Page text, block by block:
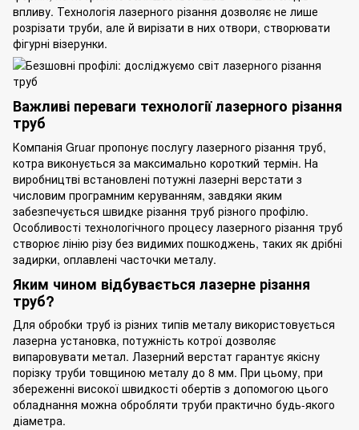
впливу. Технологія лазерного різання дозволяє не лише
розрізати труби, але й вирізати в них отвори, створювати
фігурні візерунки.
Важливі переваги технології лазерного різання
труб
Компанія Gruar пропонує послугу лазерного різання труб,
котра виконується за максимально короткий термін. На
виробництві встановлені потужні лазерні верстати з
числовим програмним керуванням, завдяки яким
забезпечується швидке різання труб різного профілю.
Особливості технологічного процесу лазерного різання труб
створює лінію різу без видимих пошкоджень, таких як дрібні
задирки, оплавлені часточки металу.
Яким чином відбувається лазерне різання
труб?
Для обробки труб із різних типів металу використовується
лазерна установка, потужність котрої дозволяє
випаровувати метал. Лазерний верстат гарантує якісну
порізку труби товщиною металу до 8 мм. При цьому, при
збереженні високої швидкості обертів з допомогою цього
обладнання можна обробляти труби практично будь-якого
діаметра.